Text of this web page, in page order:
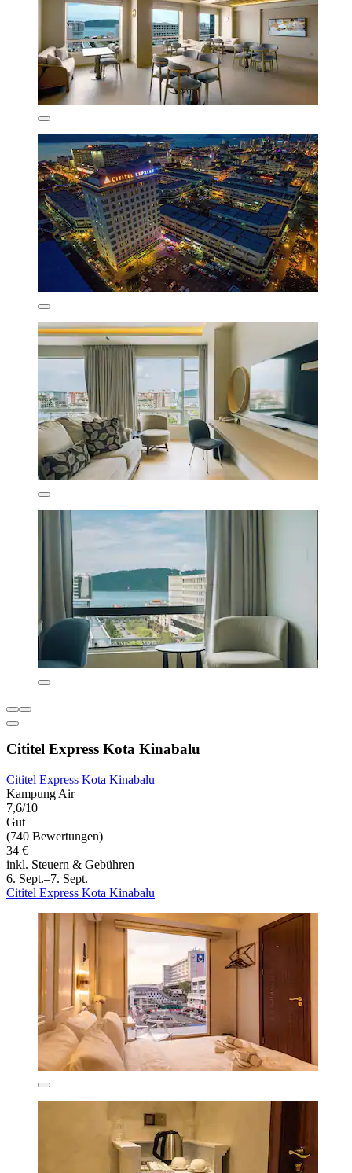
Cititel Express Kota Kinabalu
Cititel Express Kota Kinabalu
Kampung Air
7,6/10
Gut
(740 Bewertungen)
34 €
inkl. Steuern & Gebühren
6. Sept.–7. Sept.
Cititel Express Kota Kinabalu